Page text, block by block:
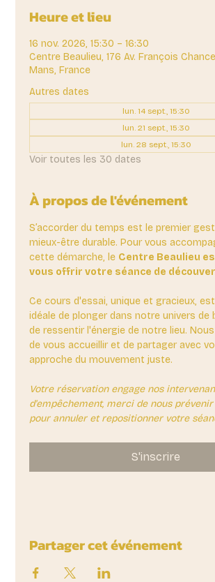
Heure et lieu
16 nov. 2026, 15:30 – 16:30
Centre Beaulieu, 176 Av. François
Mans, France
Autres dates
lun. 14 sept., 15:30
lun. 21 sept., 15:30
lun. 28 sept., 15:30
Voir toutes les 30 dates
À propos de l'événement
S’accorder du temps est le premier
mieux-être durable. Pour vous
cette démarche, le Centre Beaulieu
vous offrir votre séance de
Ce cours d'essai, unique et gracieux,
idéale de plonger dans notre univers de
de ressentir l'énergie de notre lieu.
de vous accueillir et de partager avec
approche du mouvement juste.
Votre réservation engage nos
d'empêchement, merci de nous
pour annuler et repositionner votre
S'inscrire
Partager cet événement